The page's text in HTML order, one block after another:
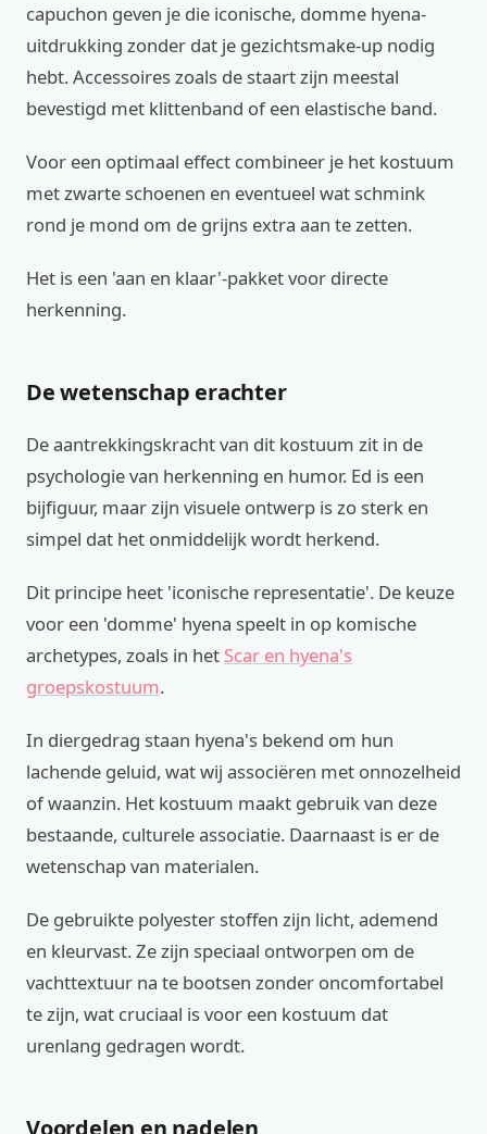
capuchon geven je die iconische, domme hyena-
uitdrukking zonder dat je gezichtsmake-up nodig
hebt. Accessoires zoals de staart zijn meestal
bevestigd met klittenband of een elastische band.
Voor een optimaal effect combineer je het kostuum
met zwarte schoenen en eventueel wat schmink
rond je mond om de grijns extra aan te zetten.
Het is een 'aan en klaar'-pakket voor directe
herkenning.
De wetenschap erachter
De aantrekkingskracht van dit kostuum zit in de
psychologie van herkenning en humor. Ed is een
bijfiguur, maar zijn visuele ontwerp is zo sterk en
simpel dat het onmiddelijk wordt herkend.
Dit principe heet 'iconische representatie'. De keuze
voor een 'domme' hyena speelt in op komische
archetypes, zoals in het Scar en hyena's
groepskostuum.
In diergedrag staan hyena's bekend om hun
lachende geluid, wat wij associëren met onnozelheid
of waanzin. Het kostuum maakt gebruik van deze
bestaande, culturele associatie. Daarnaast is er de
wetenschap van materialen.
De gebruikte polyester stoffen zijn licht, ademend
en kleurvast. Ze zijn speciaal ontworpen om de
vachttextuur na te bootsen zonder oncomfortabel
te zijn, wat cruciaal is voor een kostuum dat
urenlang gedragen wordt.
Voordelen en nadelen